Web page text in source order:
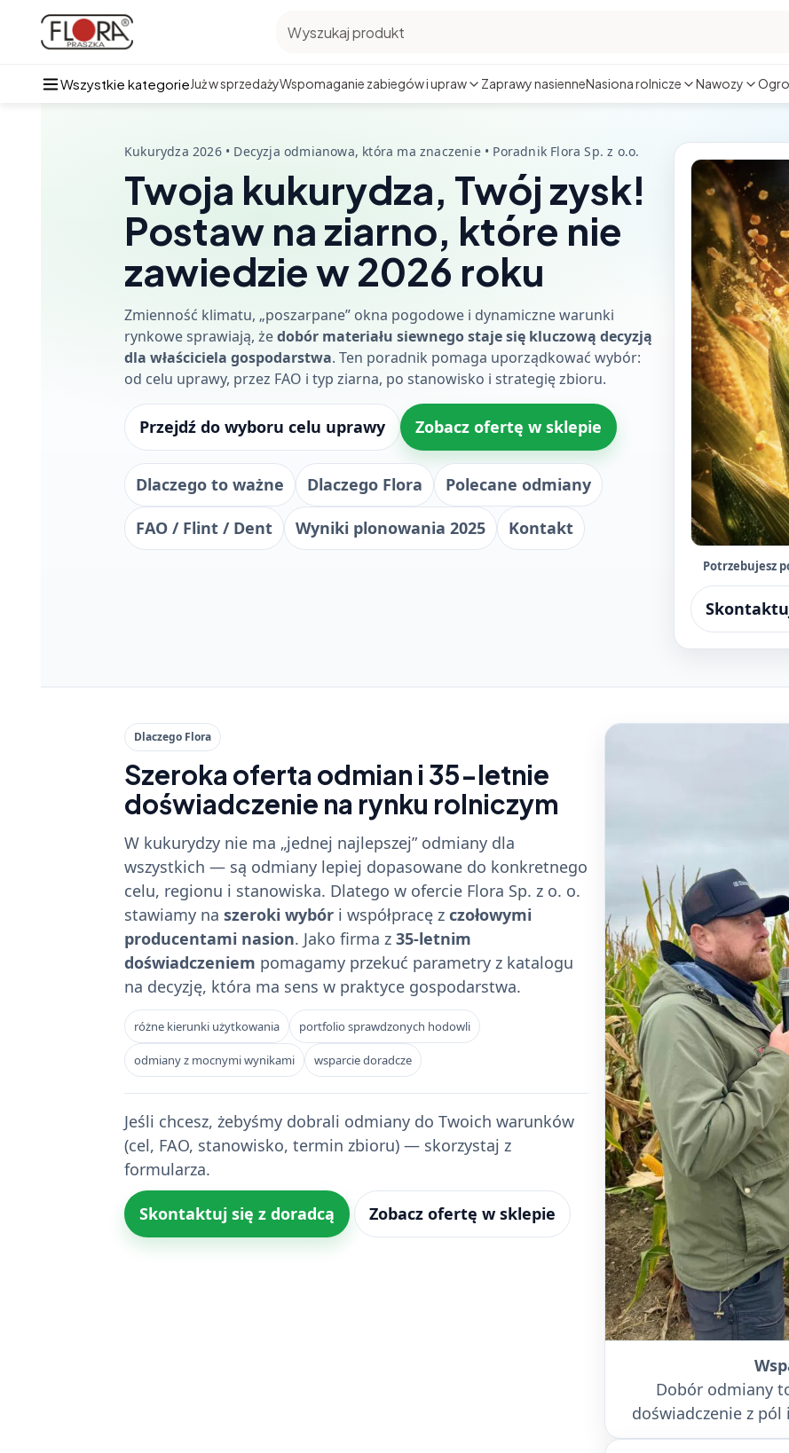
Wszystkie kategorieJuż w sprzedażyWspomaganie zabiegów i upraw Zaprawy nasienneNasiona rolnicze Nawozy
Kukurydza 2026 • Decyzja odmianowa, która ma znaczenie • Poradnik Flora Sp. z o.o.
Twoja kukurydza, Twój zysk!
Postaw na ziarno, które nie
zawiedzie w 2026 roku
Zmienność klimatu, „poszarpane” okna pogodowe i dynamiczne warunki
rynkowe sprawiają, żedobór materiału siewnego staje się kluczową decyzją
dla właściciela gospodarstwa. Ten poradnik pomaga uporządkować wybór:
od celu uprawy, przez FAO i typ ziarna, po stanowisko i strategię zbioru.
Przejdź do wyboru celu uprawy Zobacz ofertę w sklepie
Dlaczego to ważne Dlaczego Flora Polecane odmiany
FAO / Flint / Dent Wyniki plonowania 2025 Kontakt
Potrzebujesz
Dlaczego Flora
Szeroka oferta odmian i 35-letnie
doświadczenie na rynku rolniczym
W kukurydzy nie ma „jednej najlepszej” odmiany dla
wszystkich — są odmiany lepiej dopasowane do konkretnego
celu, regionu i stanowiska. Dlatego w ofercie Flora Sp. z o. o.
stawiamy na szeroki wybór i współpracę z czołowymi
producentami nasion. Jako firma z 35-letnim
doświadczeniem pomagamy przekuć parametry z katalogu
na decyzję, która ma sens w praktyce gospodarstwa.
różne kierunki użytkowania portfolio sprawdzonych hodowli
odmiany z mocnymi wynikami wsparcie doradcze
Jeśli chcesz, żebyśmy dobrali odmiany do Twoich warunków
(cel, FAO, stanowisko, termin zbioru) — skorzystaj z
formularza.
Skontaktuj się z doradcą Zobacz ofertę w sklepie
Dobór odmiany
doświadczenie z